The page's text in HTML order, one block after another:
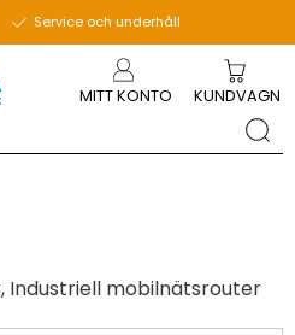
Service och underhåll
MITT KONTO KUNDVAGN
Industriell mobilnätsrouter